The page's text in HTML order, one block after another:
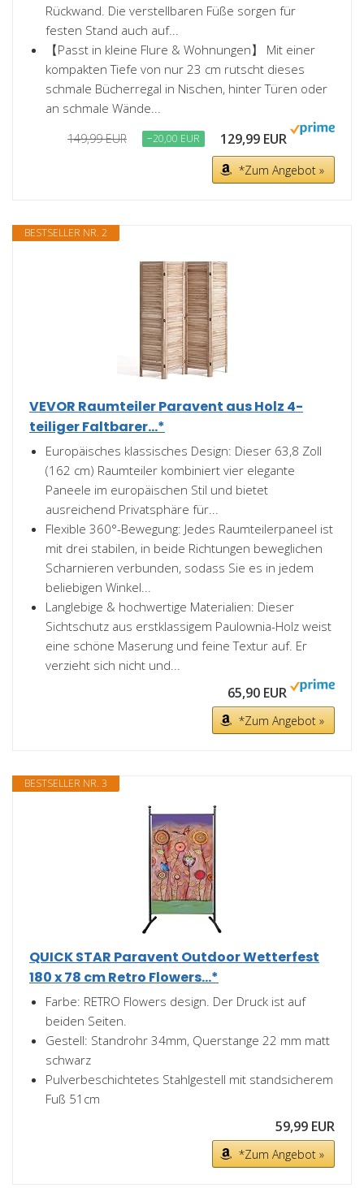
Rückwand. Die verstellbaren Füße sorgen für
festen Stand auch auf...
【Passt in kleine Flure & Wohnungen】 Mit einer
kompakten Tiefe von nur 23 cm rutscht dieses
schmale Bücherregal in Nischen, hinter Türen oder
an schmale Wände...
149,99 EUR −20,00 EUR 129,99 EUR
*Zum Angebot »
BESTSELLER NR. 2
VEVOR Raumteiler Paravent aus Holz 4-
teiliger Faltbarer...*
Europäisches klassisches Design: Dieser 63,8 Zoll
(162 cm) Raumteiler kombiniert vier elegante
Paneele im europäischen Stil und bietet
ausreichend Privatsphäre für...
Flexible 360°-Bewegung: Jedes Raumteilerpaneel ist
mit drei stabilen, in beide Richtungen beweglichen
Scharnieren verbunden, sodass Sie es in jedem
beliebigen Winkel...
Langlebige & hochwertige Materialien: Dieser
Sichtschutz aus erstklassigem Paulownia-Holz weist
eine schöne Maserung und feine Textur auf. Er
verzieht sich nicht und...
65,90 EUR
*Zum Angebot »
BESTSELLER NR. 3
QUICK STAR Paravent Outdoor Wetterfest
180 x 78 cm Retro Flowers...*
Farbe: RETRO Flowers design. Der Druck ist auf
beiden Seiten.
Gestell: Standrohr 34mm, Querstange 22 mm matt
schwarz
Pulverbeschichtetes Stahlgestell mit standsicherem
Fuß 51cm
59,99 EUR
*Zum Angebot »